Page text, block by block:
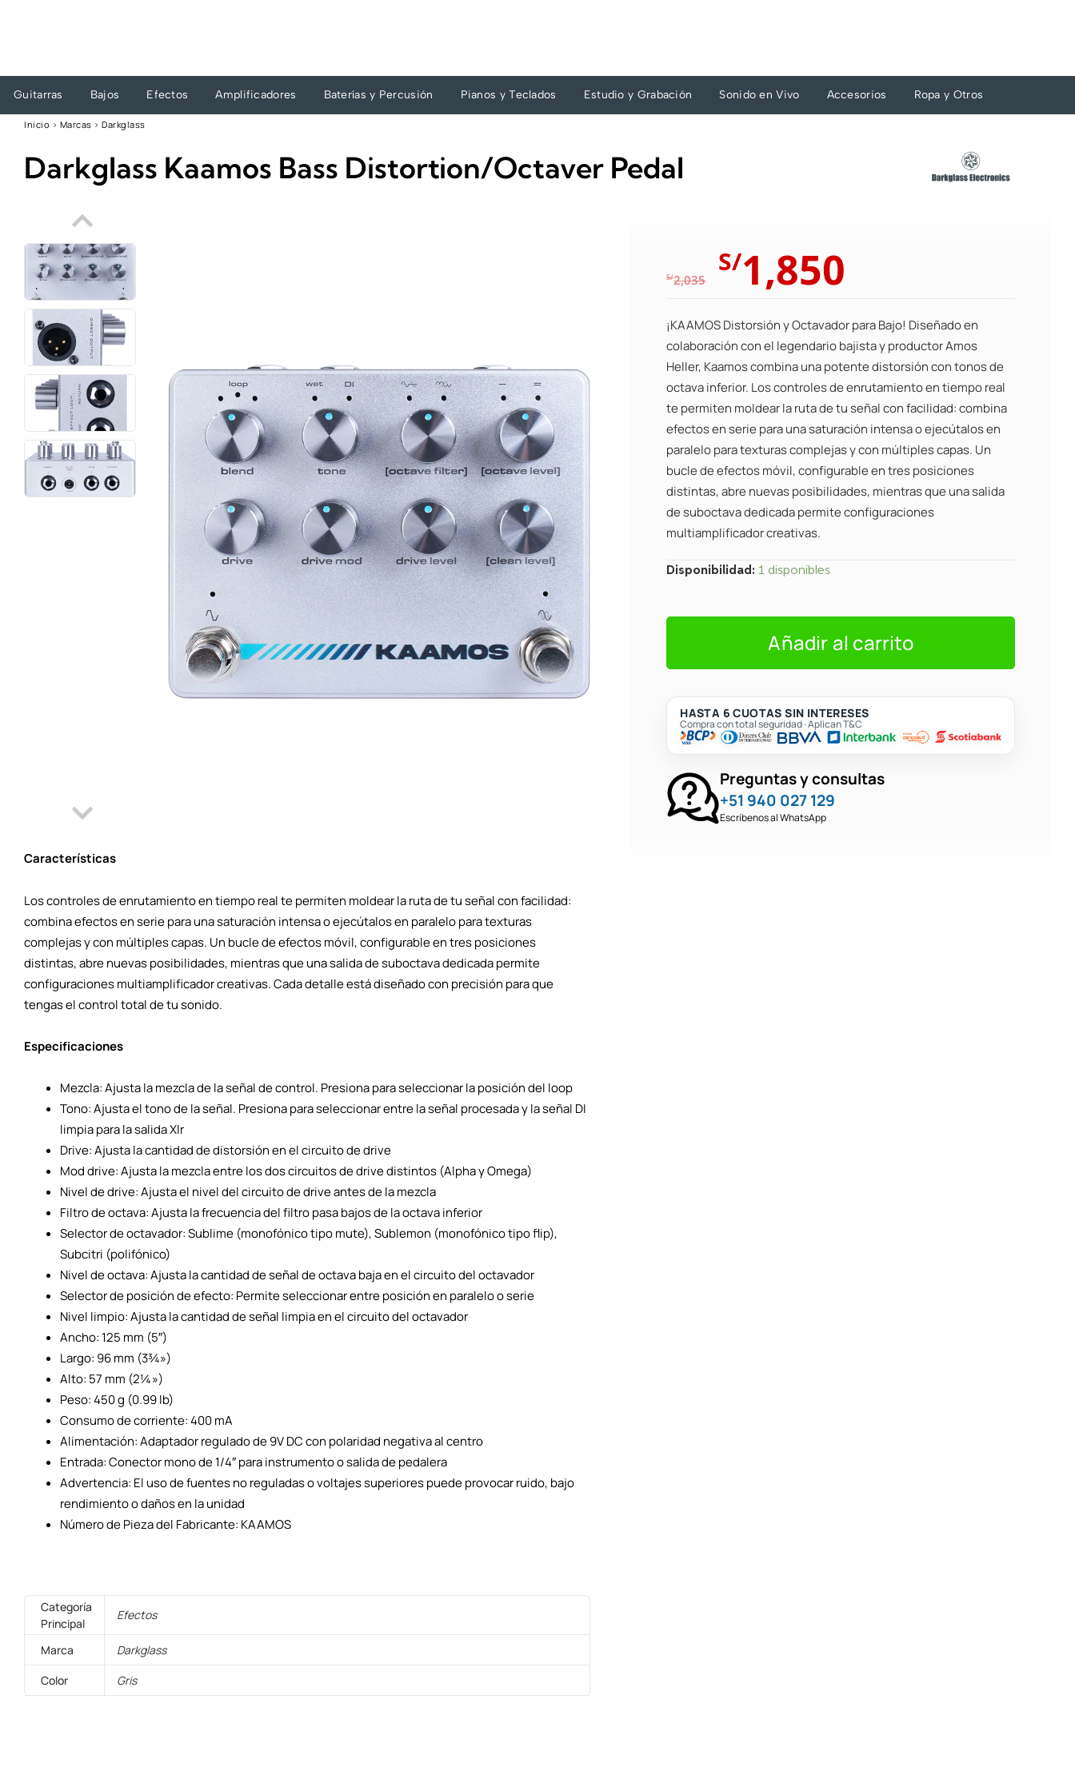
Guitarras Bajos Efectos Amplificadores Baterías y Percusión Pianos y Teclados Estudio y Grabación Sonido en Vivo Accesorios Ropa y Otros
Inicio › Marcas › Darkglass
Darkglass Kaamos Bass Distortion/Octaver Pedal
Características
Los controles de enrutamiento en tiempo real te permiten moldear la ruta de tu señal con facilidad:
combina efectos en serie para una saturación intensa o ejecútalos en paralelo para texturas
complejas y con múltiples capas. Un bucle de efectos móvil, configurable en tres posiciones
distintas, abre nuevas posibilidades, mientras que una salida de suboctava dedicada permite
configuraciones multiamplificador creativas. Cada detalle está diseñado con precisión para que
tengas el control total de tu sonido.
Especificaciones
Mezcla: Ajusta la mezcla de la señal de control. Presiona para seleccionar la posición del loop
Tono: Ajusta el tono de la señal. Presiona para seleccionar entre la señal procesada y la señal DI
limpia para la salida Xlr
Drive: Ajusta la cantidad de distorsión en el circuito de drive
Mod drive: Ajusta la mezcla entre los dos circuitos de drive distintos (Alpha y Omega)
Nivel de drive: Ajusta el nivel del circuito de drive antes de la mezcla
Filtro de octava: Ajusta la frecuencia del filtro pasa bajos de la octava inferior
Selector de octavador: Sublime (monofónico tipo mute), Sublemon (monofónico tipo flip),
Subcitri (polifónico)
Nivel de octava: Ajusta la cantidad de señal de octava baja en el circuito del octavador
Selector de posición de efecto: Permite seleccionar entre posición en paralelo o serie
Nivel limpio: Ajusta la cantidad de señal limpia en el circuito del octavador
Ancho: 125 mm (5″)
Largo: 96 mm (3¾»)
Alto: 57 mm (2¼»)
Peso: 450 g (0.99 lb)
Consumo de corriente: 400 mA
Alimentación: Adaptador regulado de 9V DC con polaridad negativa al centro
Entrada: Conector mono de 1/4″ para instrumento o salida de pedalera
Advertencia: El uso de fuentes no reguladas o voltajes superiores puede provocar ruido, bajo
rendimiento o daños en la unidad
Número de Pieza del Fabricante: KAAMOS
Categoría
Principal
Efectos
Marca
Darkglass
Color
Gris
S/2,035 El
precio
original
era:
S/2,035.
S/1,850
es:
S/1,850.
¡KAAMOS Distorsión y Octavador para Bajo! Diseñado en
colaboración con el legendario bajista y productor Amos
Heller, Kaamos combina una potente distorsión con tonos de
octava inferior. Los controles de enrutamiento en tiempo real
te permiten moldear la ruta de tu señal con facilidad: combina
efectos en serie para una saturación intensa o ejecútalos en
paralelo para texturas complejas y con múltiples capas. Un
bucle de efectos móvil, configurable en tres posiciones
distintas, abre nuevas posibilidades, mientras que una salida
de suboctava dedicada permite configuraciones
multiamplificador creativas.
Disponibilidad: 1 disponibles
Darkglass
Añadir al carrito
HASTA 6 CUOTAS SIN INTERESES
Compra con total seguridad · Aplican T&C
Preguntas y consultas
+51 940 027 129
Escríbenos al WhatsApp